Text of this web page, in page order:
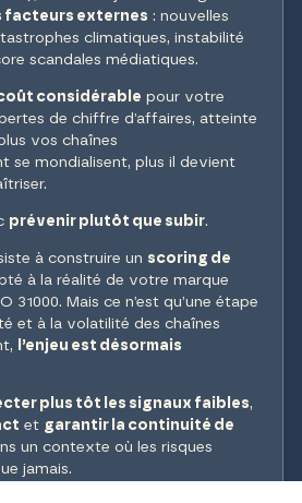
facteurs externes : nouvelles
climatiques, instabilité
scandales médiatiques.
considérable pour votre
de chiffre d’affaires, atteinte
vos chaînes
se mondialisent, plus il devient
prévenir plutôt que subir.
à construire un scoring de
à la réalité de votre marque
31000. Mais ce n’est qu’une étape
et à la volatilité des chaînes
l’enjeu est désormais
plus tôt les signaux faibles,
et garantir la continuité de
un contexte où les risques
jamais.